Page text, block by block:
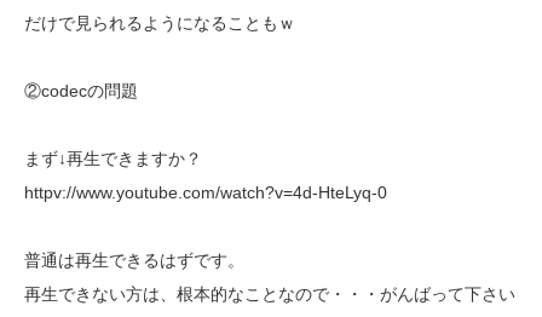
だけで見られるようになることもｗ
②codecの問題
まず↓再生できますか？
httpv://www.youtube.com/watch?v=4d-HteLyq-0
普通は再生できるはずです。
再生できない方は、根本的なことなので・・・がんばって下さい